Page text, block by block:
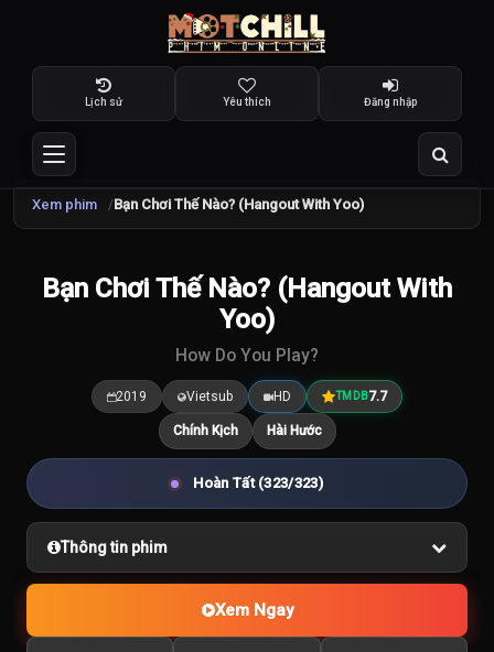
Lịch sử Yêu thích Đăng nhập
Xem phim Bạn Chơi Thế Nào? (Hangout With Yoo)
7.7/10
Bạn Chơi Thế Nào? (Hangout With
Yoo)
How Do You Play?
2019 Vietsub HD TMDB7.7
Chính Kịch Hài Hước
Hoàn Tất (323/323)
Thông tin phim
Xem Ngay